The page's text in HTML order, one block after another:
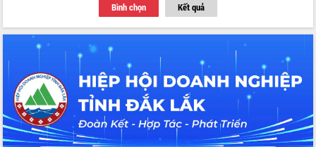
Bình chọn Kết quả